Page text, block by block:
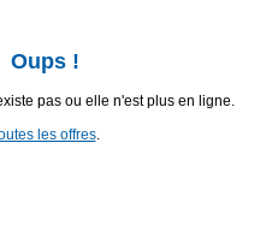
Oups !
pas ou elle n'est plus en ligne.
les offres.